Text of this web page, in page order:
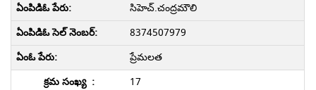
సిహెచ్.చంద్రమౌలి
8374507979
ప్రేమలత
17